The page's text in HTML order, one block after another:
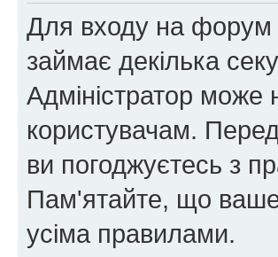
Для входу на форум
займає декілька
Адміністратор може
користувачам.
ви погоджуєтесь з
Пам'ятайте, що ваше
усіма правилами.